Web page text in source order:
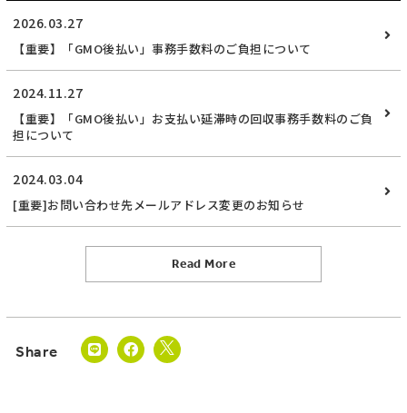
2026.03.27
【重要】「GMO後払い」事務手数料のご負担について
2024.11.27
【重要】「GMO後払い」お支払い延滞時の回収事務手数料のご負
担について
2024.03.04
[重要]お問い合わせ先メールアドレス変更のお知らせ
Read More